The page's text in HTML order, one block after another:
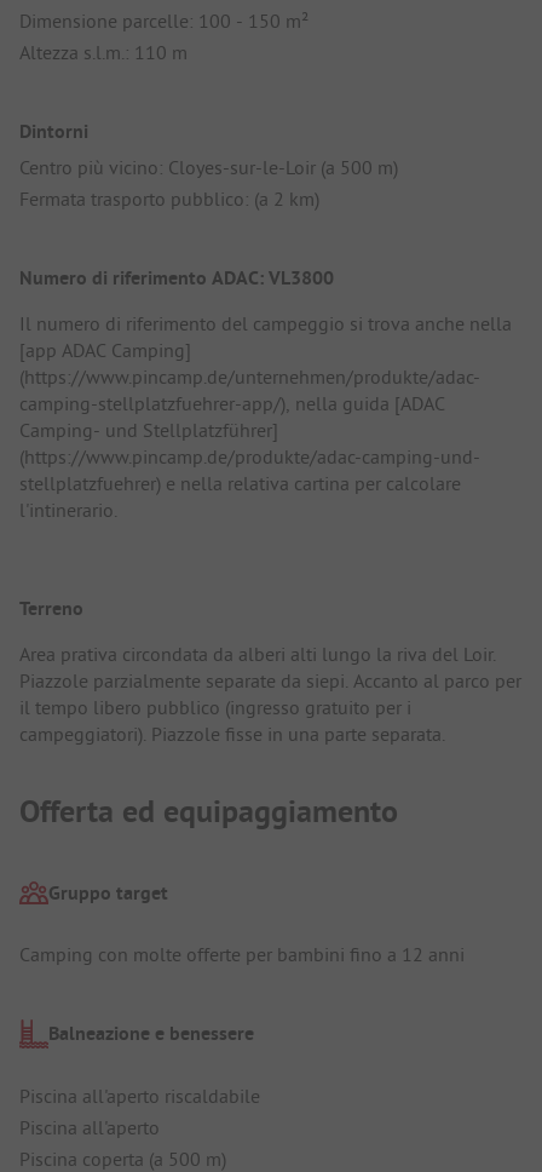
Dimensione parcelle: 100 - 150 m²
Altezza s.l.m.: 110 m
Dintorni
Centro più vicino: Cloyes-sur-le-Loir (a 500 m)
Fermata trasporto pubblico: (a 2 km)
Numero di riferimento ADAC: VL3800
Il numero di riferimento del campeggio si trova anche nella
[app ADAC Camping]
(https://www.pincamp.de/unternehmen/produkte/adac-
camping-stellplatzfuehrer-app/), nella guida [ADAC
Camping- und Stellplatzführer]
(https://www.pincamp.de/produkte/adac-camping-und-
stellplatzfuehrer) e nella relativa cartina per calcolare
l'intinerario.
Terreno
Area prativa circondata da alberi alti lungo la riva del Loir.
Piazzole parzialmente separate da siepi. Accanto al parco per
il tempo libero pubblico (ingresso gratuito per i
campeggiatori). Piazzole fisse in una parte separata.
Offerta ed equipaggiamento
Gruppo target
Camping con molte offerte per bambini fino a 12 anni
Balneazione e benessere
Piscina all'aperto riscaldabile
Piscina all'aperto
Piscina coperta (a 500 m)